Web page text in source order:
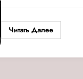
Читать Далее